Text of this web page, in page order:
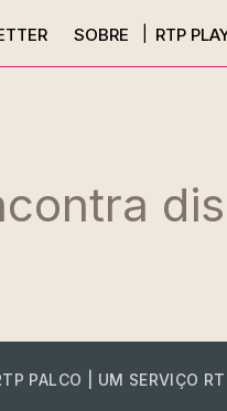
SOBRE RTP
PALCO | UM SERVIÇO